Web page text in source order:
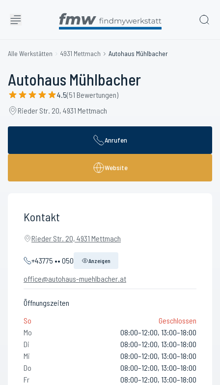
Alle Werkstätten 4931 Mettmach Autohaus Mühlbacher
Autohaus Mühlbacher
4.5(51 Bewertungen)
Rieder Str. 20, 4931 Mettmach
Anrufen
Website
Kontakt
Rieder Str. 20, 4931 Mettmach
+43775 •• 050 Anzeigen
office@autohaus-muehlbacher.at
Öffnungszeiten
So
Geschlossen
Mo
08:00–12:00, 13:00–18:00
Di
08:00–12:00, 13:00–18:00
Mi
08:00–12:00, 13:00–18:00
Do
08:00–12:00, 13:00–18:00
Fr
08:00–12:00, 13:00–18:00